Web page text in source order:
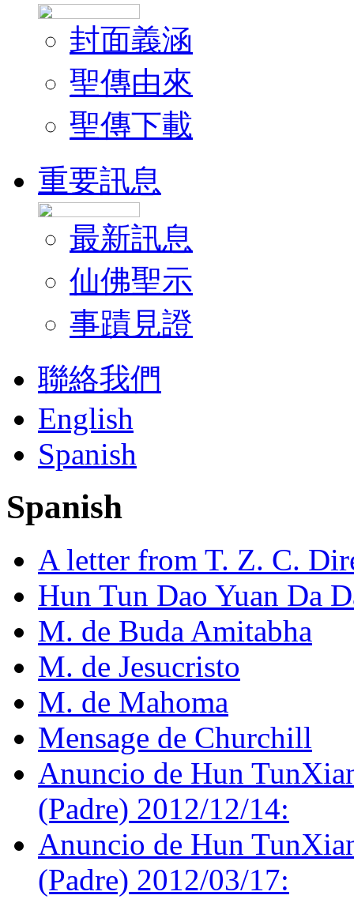
封面義涵
聖傳由來
聖傳下載
重要訊息
最新訊息
仙佛聖示
事蹟見證
聯絡我們
English
Spanish
Spanish
A letter from T. Z. C.
Hun Tun Dao Yuan Da
M. de Buda Amitabha
M. de Jesucristo
M. de Mahoma
Mensage de Churchill
Anuncio de Hun
(Padre) 2012/12/14:
Anuncio de Hun
(Padre) 2012/03/17: